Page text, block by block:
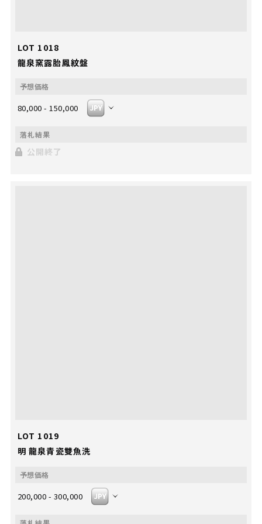
LOT 1018
龍泉窯露胎鳳紋盤
80,000 - 150,000
公開終了
LOT 1019
明 龍泉青瓷雙魚洗
200,000 - 300,000